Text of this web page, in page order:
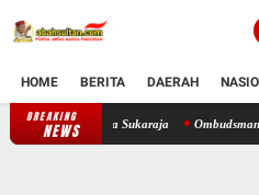
HOME BERITA DAERAH
BREAKING
NEWS
di Desa Sukaraja Ombudsman RI